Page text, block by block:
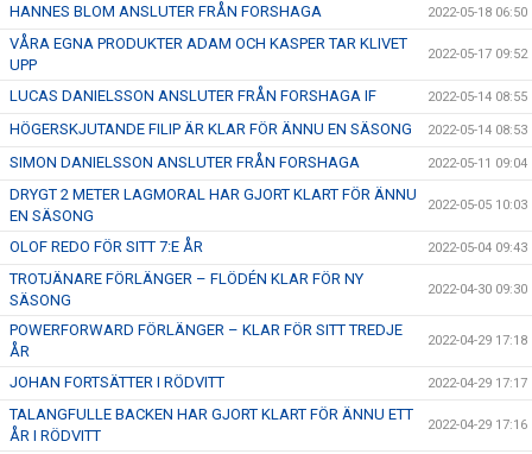
HANNES BLOM ANSLUTER FRÅN FORSHAGA 2022-05-18 06:50
VÅRA EGNA PRODUKTER ADAM OCH KASPER TAR KLIVET
UPP
2022-05-17 09:52
LUCAS DANIELSSON ANSLUTER FRÅN FORSHAGA IF 2022-05-14 08:55
HÖGERSKJUTANDE FILIP ÄR KLAR FÖR ÄNNU EN SÄSONG 2022-05-14 08:53
SIMON DANIELSSON ANSLUTER FRÅN FORSHAGA 2022-05-11 09:04
DRYGT 2 METER LAGMORAL HAR GJORT KLART FÖR ÄNNU
EN SÄSONG
2022-05-05 10:03
OLOF REDO FÖR SITT 7:E ÅR 2022-05-04 09:43
TROTJÄNARE FÖRLÄNGER – FLÖDÉN KLAR FÖR NY
SÄSONG
2022-04-30 09:30
POWERFORWARD FÖRLÄNGER – KLAR FÖR SITT TREDJE
ÅR
2022-04-29 17:18
JOHAN FORTSÄTTER I RÖDVITT 2022-04-29 17:17
TALANGFULLE BACKEN HAR GJORT KLART FÖR ÄNNU ETT
ÅR I RÖDVITT
2022-04-29 17:16